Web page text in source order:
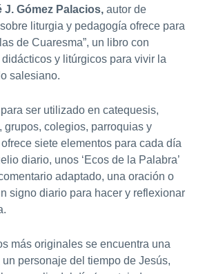
J. Gómez Palacios,autor de
liturgia y pedagogía ofrece para
de Cuaresma”, un libro con
y litúrgicos para vivir la
salesiano.
ser utilizado en catequesis,
grupos, colegios, parroquias y
siete elementos para cada día
diario, unos ‘Ecos de la Palabra’
adaptado, una oración o
signo diario para hacer y reflexionar
más originales se encuentra una
personaje del tiempo de Jesús,